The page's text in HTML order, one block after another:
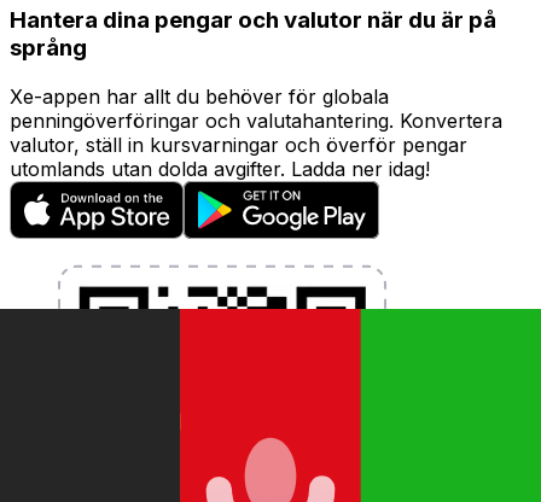
Hantera dina pengar och valutor när du är på
språng
Xe-appen har allt du behöver för globala
penningöverföringar och valutahantering. Konvertera
valutor, ställ in kursvarningar och överför pengar
utomlands utan dolda avgifter. Ladda ner idag!